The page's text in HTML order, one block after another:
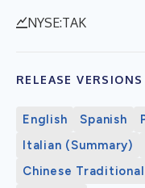
NYSE:TAK
RELEASE VERSIONS
English Spanish
Italian (Summary)
Chinese Traditional